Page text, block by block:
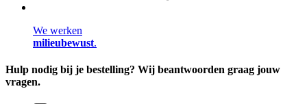
We werken
milieubewust.
Hulp nodig bij je bestelling? Wij beantwoorden graag jouw
vragen.